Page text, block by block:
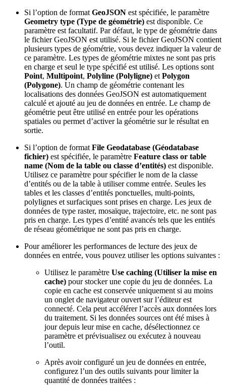
Si l’option de format GeoJSON est spécifiée, le paramètre
Geometry type (Type de géométrie) est disponible. Ce
paramètre est facultatif. Par défaut, le type de géométrie dans
le fichier GeoJSON est utilisé. Si le fichier GeoJSON contient
plusieurs types de géométrie, vous devez indiquer la valeur de
ce paramètre. Les types de géométrie mixtes ne sont pas pris
en charge et seul le type spécifié est utilisé. Les options sont
Point, Multipoint, Polyline (Polyligne) et Polygon
(Polygone). Un champ de géométrie contenant les
localisations des données GeoJSON est automatiquement
calculé et ajouté au jeu de données en entrée. Le champ de
géométrie peut être utilisé en entrée pour les opérations
spatiales ou permet d’activer la géométrie sur le résultat en
sortie.
Si l’option de format File Geodatabase (Géodatabase
fichier) est spécifiée, le paramètre Feature class or table
name (Nom de la table ou classe d’entités) est disponible.
Utilisez ce paramètre pour spécifier le nom de la classe
d’entités ou de la table à utiliser comme entrée. Seules les
tables et les classes d’entités ponctuelles, multi-points,
polylignes et surfaciques sont prises en charge. Les jeux de
données de type raster, mosaïque, trajectoire, etc. ne sont pas
pris en charge. Les types d’entité avancés tels que les entités
de réseau géométrique ne sont pas pris en charge.
Pour améliorer les performances de lecture des jeux de
données en entrée, vous pouvez utiliser les options suivantes :
Utilisez le paramètre Use caching (Utiliser la mise en
cache) pour stocker une copie du jeu de données. La
copie en cache est conservée uniquement si au moins
un onglet de navigateur ouvert sur l’éditeur est
connecté. Cela peut accélérer l’accès aux données lors
du traitement. Si les données sources ont été mises à
jour depuis leur mise en cache, désélectionnez ce
paramètre et prévisualisez ou exécutez à nouveau
l’outil.
Après avoir configuré un jeu de données en entrée,
configurez l’un des outils suivants pour limiter la
quantité de données traitées :